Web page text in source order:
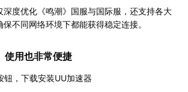
深度优化《鸣潮》国服与国际服，还支持各大
不同网络环境下都能获得稳定连接。
使用也非常便捷
钮，下载安装UU加速器